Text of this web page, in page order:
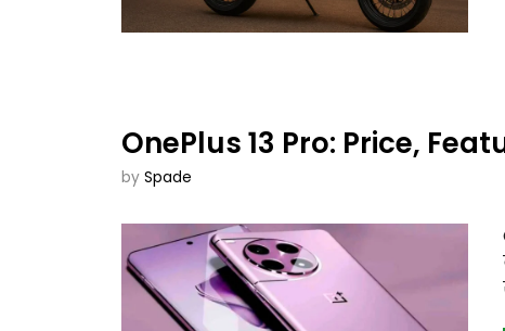
OnePlus 13 Pro: Price,
by Spade